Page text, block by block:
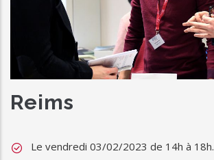
Reims
Le vendredi 03/02/2023 de 14h à 18h.